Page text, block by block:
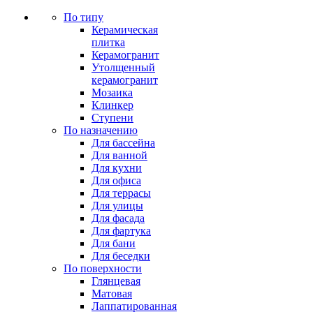
По типу
Керамическая
плитка
Керамогранит
Утолщенный
керамогранит
Мозаика
Клинкер
Ступени
По назначению
Для бассейна
Для ванной
Для кухни
Для офиса
Для террасы
Для улицы
Для фасада
Для фартука
Для бани
Для беседки
По поверхности
Глянцевая
Матовая
Лаппатированная